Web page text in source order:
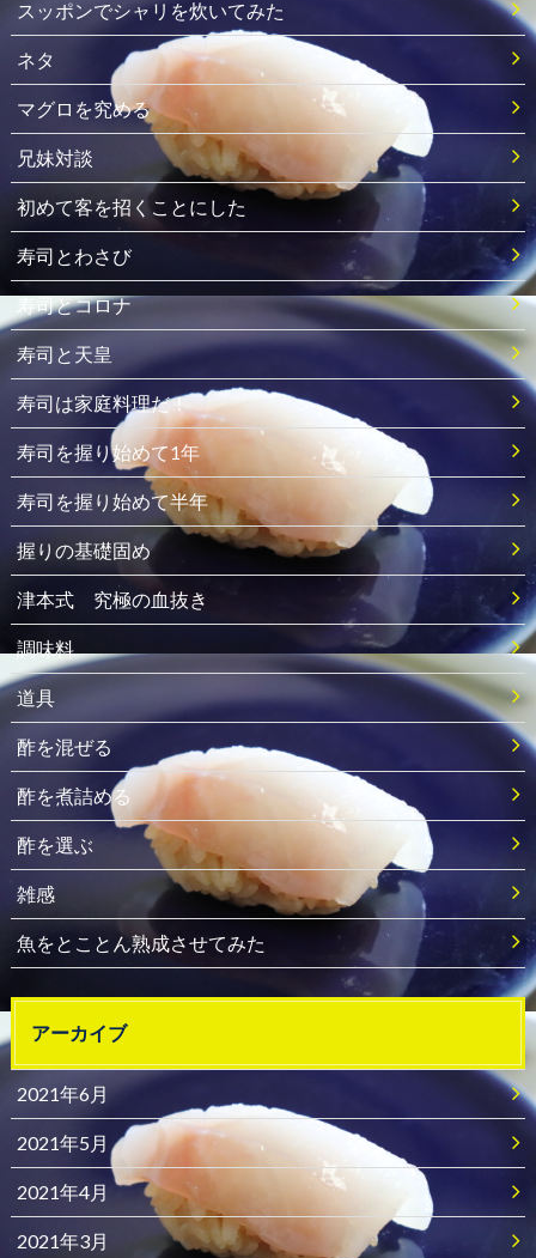
スッポンでシャリを炊いてみた
ネタ
マグロを究める
兄妹対談
初めて客を招くことにした
寿司とわさび
寿司とコロナ
寿司と天皇
寿司は家庭料理だ！
寿司を握り始めて1年
寿司を握り始めて半年
握りの基礎固め
津本式 究極の血抜き
調味料
道具
酢を混ぜる
酢を煮詰める
酢を選ぶ
雑感
魚をとことん熟成させてみた
アーカイブ
2021年6月
2021年5月
2021年4月
2021年3月